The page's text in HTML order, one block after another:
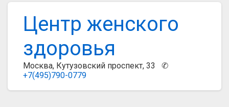
Центр женского
здоровья
Москва, Кутузовский проспект, 33 ✆
+7(495)790-0779